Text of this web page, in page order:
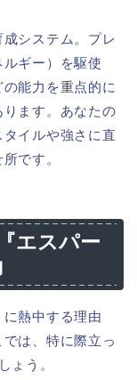
システム。プレ
ギー）を駆使
能力を重点的に
ます。あなたの
イルや強さに直
です。
エスパー
熱中する理由
は、特に際立っ
ょう。